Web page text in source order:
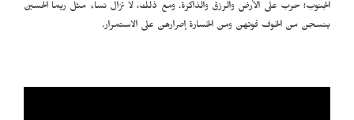
الجنوب؛ حرب على الأرض والرزق والذاكرة. ومع ذلك، لا تزال نساء مثل ريما الحسين
ينسجن من الخوف قوتهن ومن الخسارة إصرارهن على الاستمرار.